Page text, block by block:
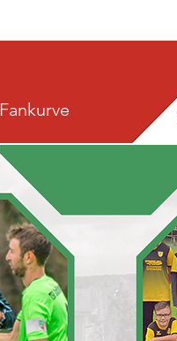
Fankurve